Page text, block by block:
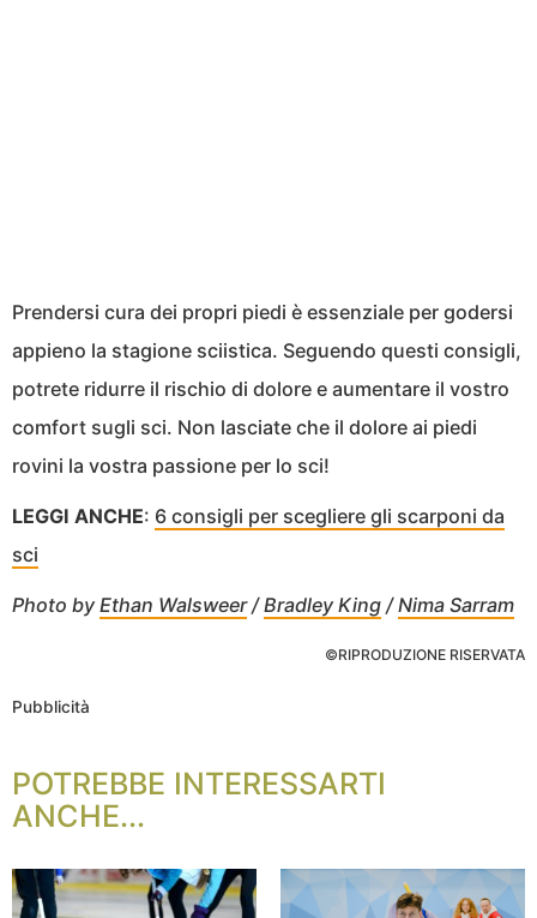
Prendersi cura dei propri piedi è essenziale per godersi
appieno la stagione sciistica. Seguendo questi consigli,
potrete ridurre il rischio di dolore e aumentare il vostro
comfort sugli sci. Non lasciate che il dolore ai piedi
rovini la vostra passione per lo sci!
LEGGI ANCHE: 6 consigli per scegliere gli scarponi da
sci
Photo byEthan Walsweer/Bradley King /Nima Sarram
©RIPRODUZIONE RISERVATA
Pubblicità
POTREBBE INTERESSARTI
ANCHE...